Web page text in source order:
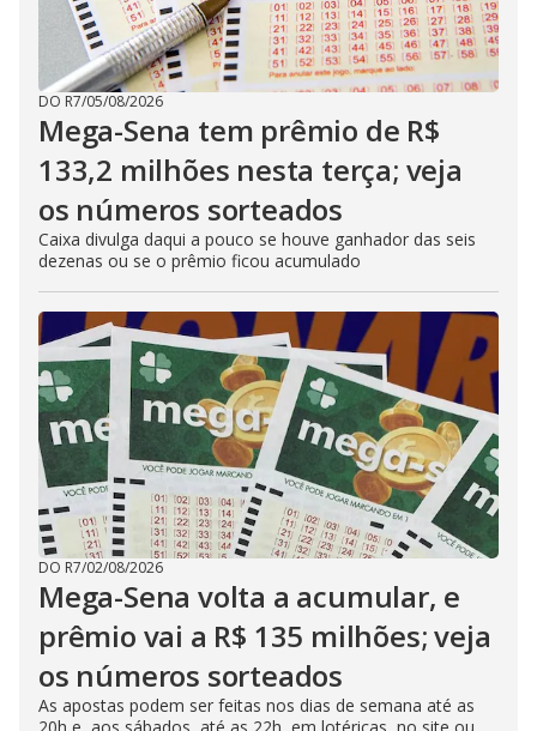
DO R7/05/08/2026
Mega-Sena tem prêmio de R$
133,2 milhões nesta terça; veja
os números sorteados
Caixa divulga daqui a pouco se houve ganhador das seis
dezenas ou se o prêmio ficou acumulado
DO R7/02/08/2026
Mega-Sena volta a acumular, e
prêmio vai a R$ 135 milhões; veja
os números sorteados
As apostas podem ser feitas nos dias de semana até as